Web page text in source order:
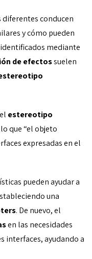
conducen
y cómo pueden
mediante
de efectossuelen
estereotipo
que “el objeto
expresadas en el
pueden ayudar a
una
. De nuevo, el
en las necesidades
interfaces, ayudando a